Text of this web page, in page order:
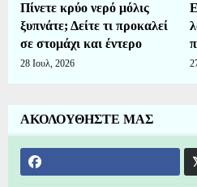
Πίνετε κρύο νερό μόλις
ξυπνάτε; Δείτε τι προκαλεί
σε στομάχι και έντερο
28 Ιουλ, 2026
ΑΚΟΛΟΥΘΗΣΤΕ ΜΑΣ